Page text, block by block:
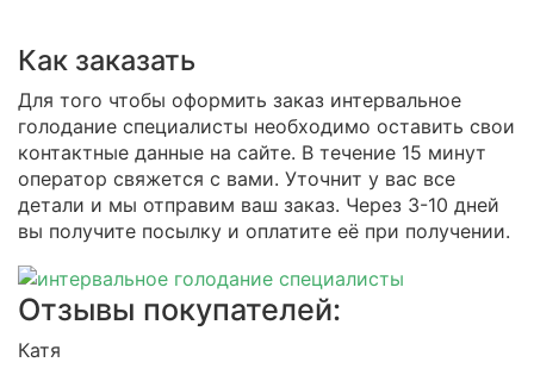
Как заказать
Для того чтобы оформить заказ интервальное
голодание специалисты необходимо оставить свои
контактные данные на сайте. В течение 15 минут
оператор свяжется с вами. Уточнит у вас все
детали и мы отправим ваш заказ. Через 3-10 дней
вы получите посылку и оплатите её при получении.
Отзывы покупателей:
Катя